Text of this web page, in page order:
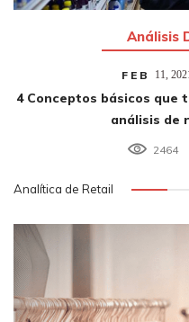
Análisis
FEB 11,
4 Conceptos básicos que
análisis de
2464
Analítica de Retail